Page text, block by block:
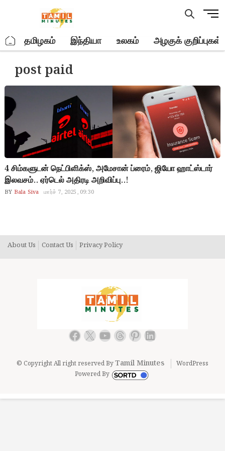
M
u
o
n
. தமிழகம் இந்தியா உலகம் அழகுக் குறிப்புகள்
post paid
4 சிம்களுடன் நெட்பிளிக்ஸ், அமேசான் ப்ரைம், ஜியோ ஹாட்ஸ்டார்
இலவசம்.. ஏர்டெல் அதிரடி அறிவிப்பு..!
BY Bala Siva மார்ச் 7, 2025, 09:30
About Us Contact Us Privacy Policy
Facebook
X YouTube
Threads
Pinterest
LinkedIn
© Copyright All right reserved ByTamil Minutes
WordPress
Powered By